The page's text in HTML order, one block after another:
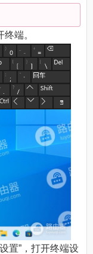
端。
置”，打开终端设